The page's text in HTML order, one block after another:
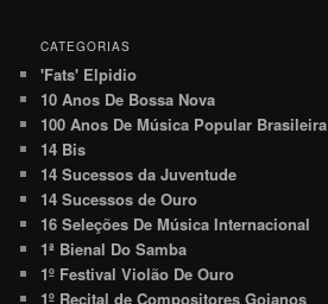
CATEGORIAS
'Fats' Elpidio
10 Anos De Bossa Nova
100 Anos De Música Popular Brasileira
14 Bis
14 Sucessos da Juventude
14 Sucessos de Ouro
16 Seleções De Música Internacional
1ª Bienal Do Samba
1º Festival Violão De Ouro
1º Recital de Compositores Goianos